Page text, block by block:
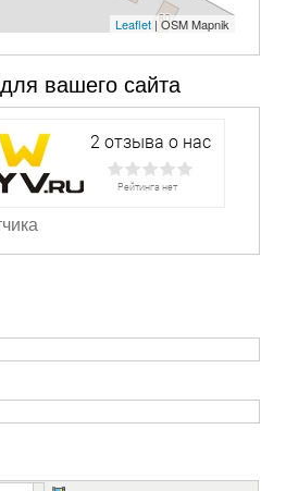
Leaflet| OSM Mapnik
вашего сайта